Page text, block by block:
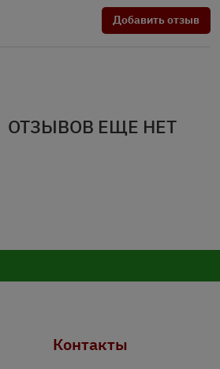
Добавить отзыв
ОТЗЫВОВ ЕЩЕ НЕТ
Контакты